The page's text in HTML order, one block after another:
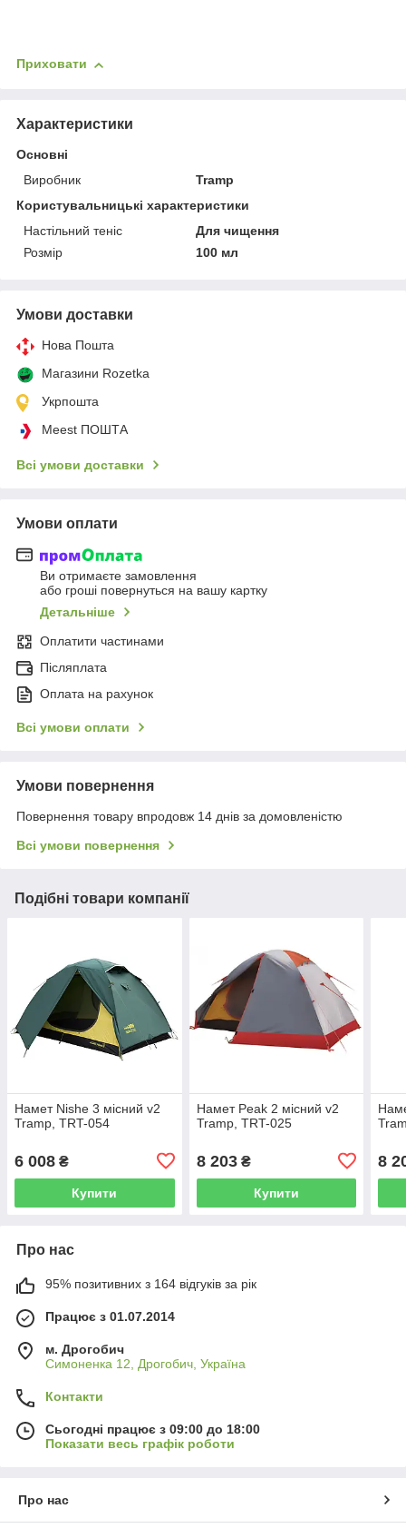
Приховати
Характеристики
Основні
Виробник
Tramp
Користувальницькі характеристики
Настільний теніс
Для чищення
Розмір
100 мл
Умови доставки
Нова Пошта
Магазини Rozetka
Укрпошта
Meest ПОШТА
Всі умови доставки
Умови оплати
Ви отримаєте замовлення
або гроші повернуться на вашу картку
Детальніше
Оплатити частинами
Післяплата
Оплата на рахунок
Всі умови оплати
Умови повернення
Повернення товару впродовж 14 днів за домовленістю
Всі умови повернення
Подібні товари компанії
Намет Nishe 3 місний v2
Tramp, TRT-054
6 008 ₴
Купити
Намет Peak 2 місний v2
Tramp, TRT-025
8 203₴
Купити
8
Про нас
95% позитивних з 164 відгуків за рік
Працює з 01.07.2014
м. Дрогобич
Симоненка 12, Дрогобич, Україна
Контакти
Сьогодні працює з 09:00 до 18:00
Показати весь графік роботи
Про нас